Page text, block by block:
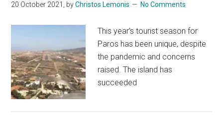
20 October 2021 , byChristos Lemonis No Comments
This year’s tourist season for
Paros has been unique, despite
the pandemic and concerns
raised. The island has
succeeded